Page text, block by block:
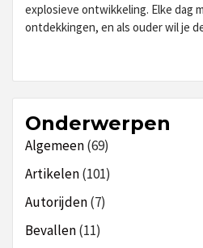
explosieve ontwikkeling. Elke dag
ontdekkingen, en als ouder wil je
Onderwerpen
Algemeen(69)
Artikelen(101)
Autorijden(7)
Bevallen(11)